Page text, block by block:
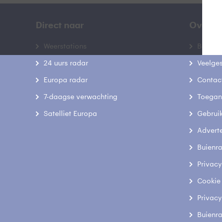
Direct naar
Weerstations
24 uurs radar
Europa radar
7-daagse verwachting
Satelliet Europa
Over